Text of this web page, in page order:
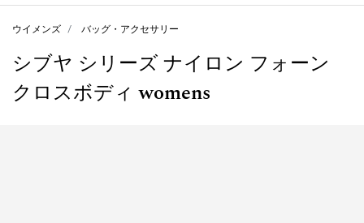
ウイメンズ バッグ・アクセサリー
シブヤ シリーズ ナイロン フォーン
クロスボディ womens